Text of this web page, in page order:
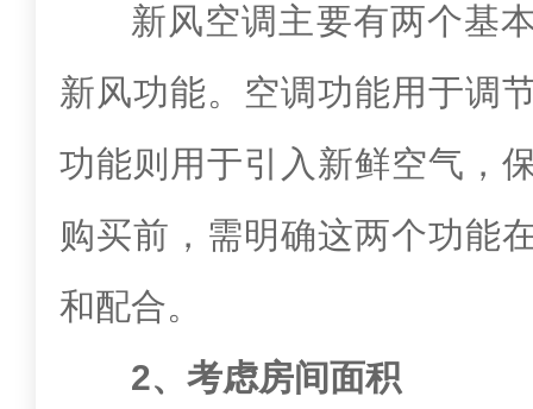
新风空调主要有两个基
新风功能。空调功能用于调
功能则用于引入新鲜空气，
购买前，需明确这两个功能
和配合。
2、考虑房间面积